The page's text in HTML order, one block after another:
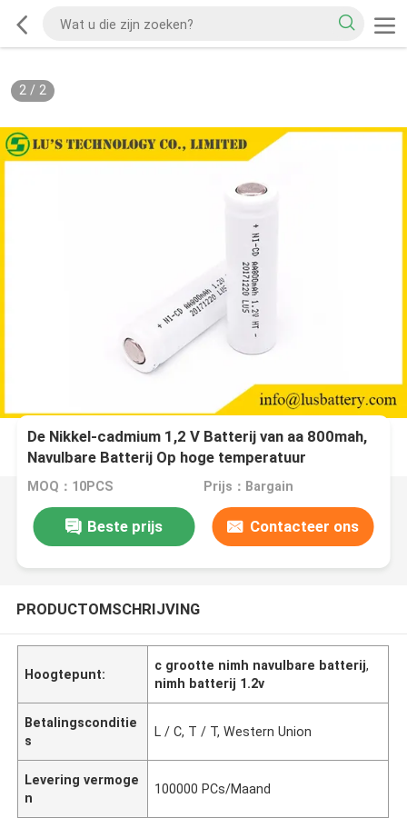
2/ 2
De Nikkel-cadmium 1,2 V Batterij van aa 800mah,
Navulbare Batterij Op hoge temperatuur
MOQ：10PCS Prijs：Bargain
Beste prijs Contacteer ons
PRODUCTOMSCHRIJVING
Hoogtepunt:
c grootte nimh navulbare batterij,
nimh batterij 1.2v
Betalingsconditie
s
L / C, T / T, Western Union
Levering vermoge
n
100000 PCs/Maand